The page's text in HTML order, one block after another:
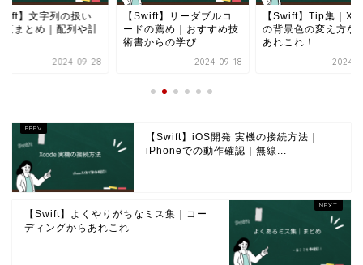
】文字列の扱い
覧まとめ｜配列や計
2024-09-28
【Swift】リーダブルコ
ードの薦め｜おすすめ技
術書からの学び
2024-09-18
【Swift】Tip集｜
の背景色の変え方な
あれこれ！
2024-
【Swift】iOS開発 実機の接続方法｜
iPhoneでの動作確認｜無線...
【Swift】よくやりがちなミス集｜コー
ディングからあれこれ